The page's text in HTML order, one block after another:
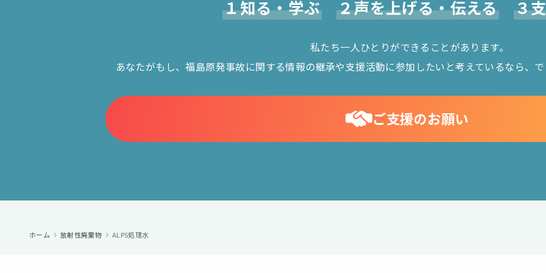
１知る・学ぶ ２声を上げる・伝える ３
私たち一人ひとりができることがあります。
あなたがもし、福島原発事故に関する情報の継承や支援活動に参加したいと考えているなら、
ご支援のお願い
ホーム 放射性廃棄物 ALPS処理水